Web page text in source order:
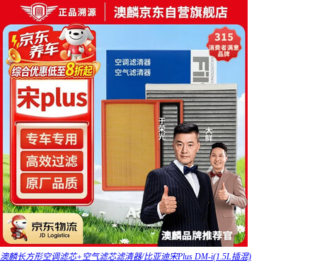
澳麟长方形空调滤芯+空气滤芯滤清器/比亚迪宋Plus DM-i(1.5L插混)